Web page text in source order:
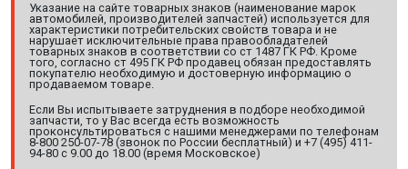
Указание на сайте товарных знаков (наименование марок
автомобилей, производителей запчастей) используется для
характеристики потребительских свойств товара и не
нарушает исключительные права правообладателей
товарных знаков в соответствии со ст 1487 ГК РФ. Кроме
того, согласно ст 495 ГК РФ продавец обязан предоставлять
покупателю необходимую и достоверную информацию о
продаваемом товаре.
Если Вы испытываете затруднения в подборе необходимой
запчасти, то у Вас всегда есть возможность
проконсультироваться с нашими менеджерами по телефонам
8-800 250-07-78 (звонок по России бесплатный) и +7 (495) 411-
94-80 с 9.00 до 18.00 (время Московское)